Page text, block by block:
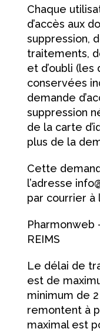
Chaque
d’accès aux
suppression,
traitements,
et d’oubli (les
conservées
demande
suppression
de la carte
plus de la
Cette
l’adresse
par courrier à
Pharmonweb
REIMS
Le délai de
est de
minimum de
remontent à
maximal est